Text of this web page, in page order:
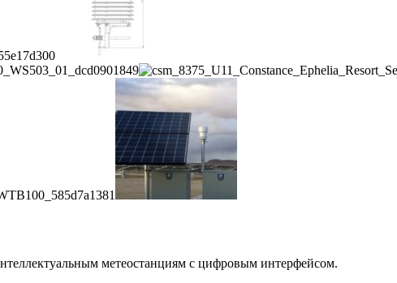
метеостанциям с цифровым интерфейсом.